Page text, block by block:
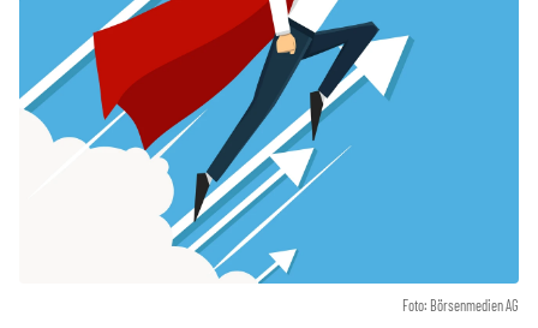
Foto: Börsenmedien AG